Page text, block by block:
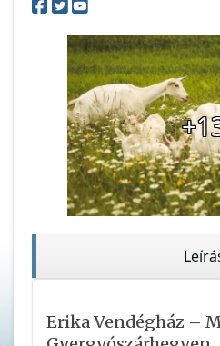
Erika Vendégház –